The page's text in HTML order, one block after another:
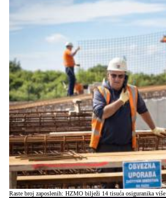
Raste broj zaposlenih: HZMO bilježi 14 tisuća osiguranika više